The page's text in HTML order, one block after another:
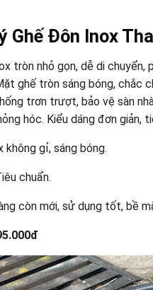
Ghế Đôn Inox
tròn nhỏ gọn, dễ di chuyển,
ghế tròn sáng bóng, chắc
trơn trượt, bảo vệ sàn
hóc. Kiểu dáng đơn giản,
không gỉ, sáng bóng.
chuẩn.
còn mới, sử dụng tốt, bề